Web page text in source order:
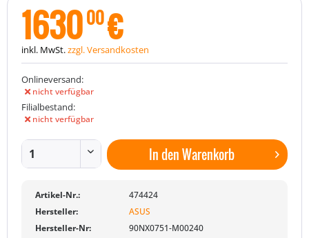
163000€
inkl. MwSt.zzgl. Versandkosten
Onlineversand:
nicht verfügbar
Filialbestand:
nicht verfügbar
In denWarenkorb
Artikel-Nr.:
474424
Hersteller:
ASUS
Hersteller-Nr:
90NX0751-M00240